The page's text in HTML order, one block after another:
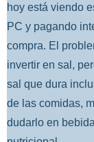
hoy está viendo
PC y pagando
compra. El
invertir en sal,
sal que dura
de las comidas,
dudarlo en